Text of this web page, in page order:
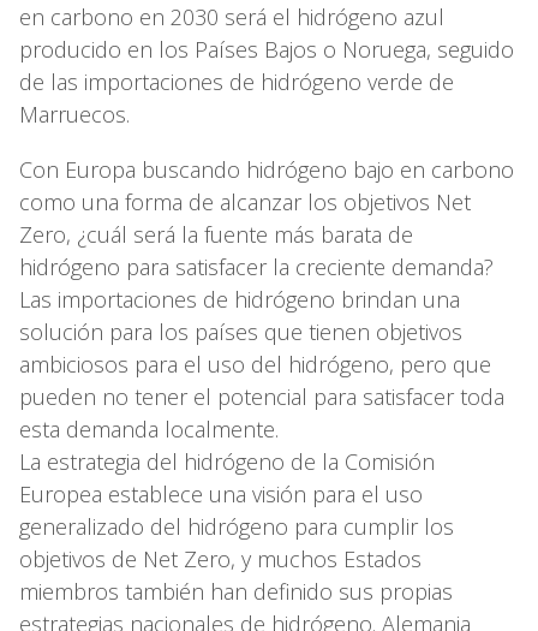
en carbono en 2030 será el hidrógeno azul
producido en los Países Bajos o Noruega, seguido
de las importaciones de hidrógeno verde de
Marruecos.
Con Europa buscando hidrógeno bajo en carbono
como una forma de alcanzar los objetivos Net
Zero, ¿cuál será la fuente más barata de
hidrógeno para satisfacer la creciente demanda?
Las importaciones de hidrógeno brindan una
solución para los países que tienen objetivos
ambiciosos para el uso del hidrógeno, pero que
pueden no tener el potencial para satisfacer toda
esta demanda localmente.
La estrategia del hidrógeno de la Comisión
Europea establece una visión para el uso
generalizado del hidrógeno para cumplir los
objetivos de Net Zero, y muchos Estados
miembros también han definido sus propias
estrategias nacionales de hidrógeno. Alemania